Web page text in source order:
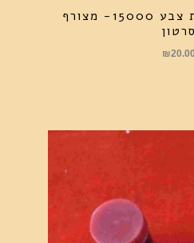
דיסקיות מחליפות צבע 15000- מצורף
סרטון
₪20.00